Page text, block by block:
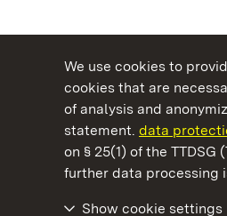
We use cookies to
cookies that are
of analysis and
statement. data
on § 25(1) of the
further data processing
Show cookie settings
State Palaces and